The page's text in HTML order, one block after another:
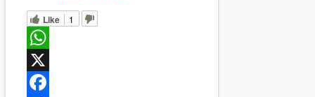
Like 1
WhatsApp
X